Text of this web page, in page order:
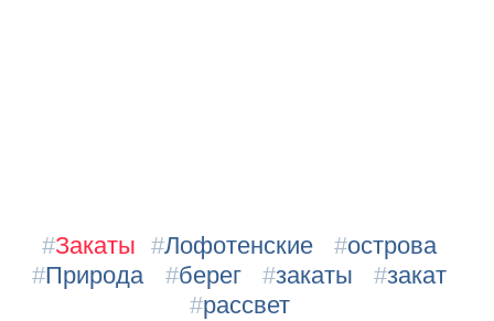
#Закаты #Лофотенские #острова
#Природа #берег #закаты #закат
#рассвет